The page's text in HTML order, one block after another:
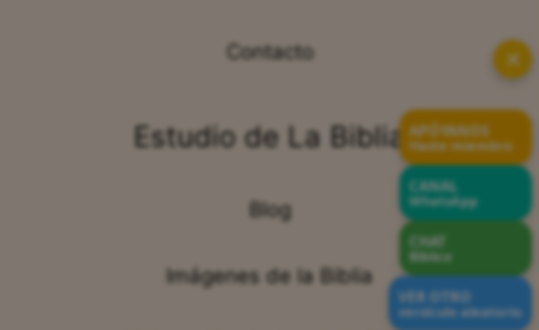
Contacto
Estudio de La Biblia
Blog
Imágenes de la Biblia
✕
APÓYANOS
Hazte miembro
CANAL
WhatsApp
CHAT
Bíblico
VER OTRO
versículo aleatorio